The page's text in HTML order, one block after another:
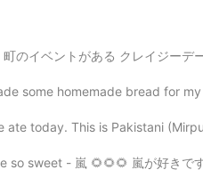
ある クレイジーデーと呼んでいる。 I
bread for my parents at their home 違う
today. This is Pakistani
か？彼らは戻るまで待ちます。ファンとして彼らの長年